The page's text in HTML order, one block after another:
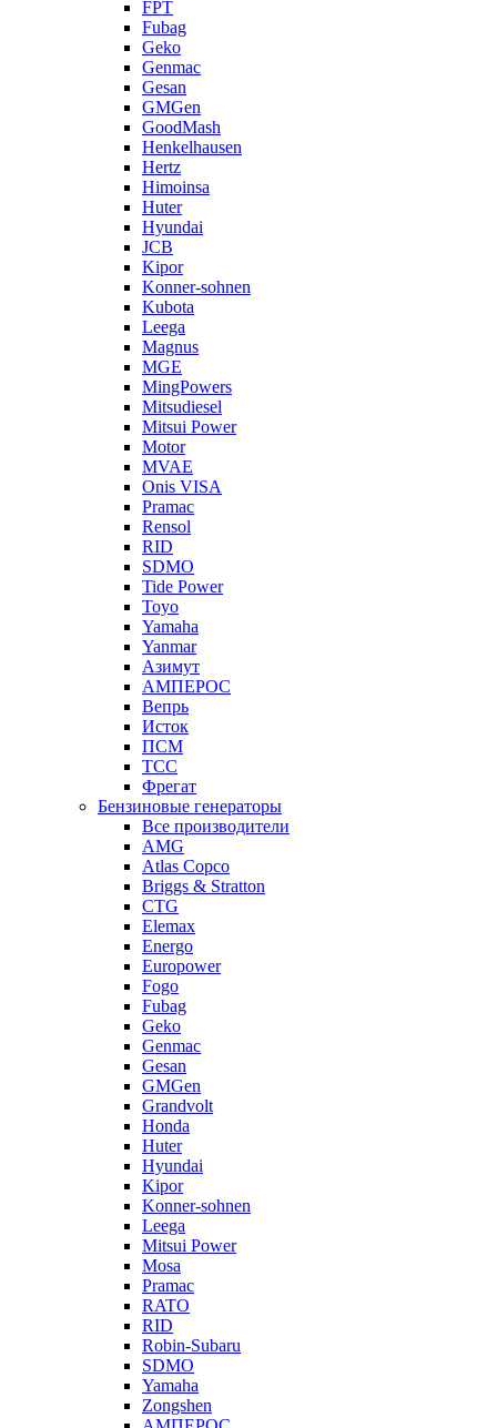
FPT
Fubag
Geko
Genmac
Gesan
GMGen
GoodMash
Henkelhausen
Hertz
Himoinsa
Huter
Hyundai
JCB
Kipor
Konner-sohnen
Kubota
Leega
Magnus
MGE
MingPowers
Mitsudiesel
Mitsui Power
Motor
MVAE
Onis VISA
Pramac
Rensol
RID
SDMO
Tide Power
Toyo
Yamaha
Yanmar
Азимут
АМПЕРОС
Вепрь
Исток
ПСМ
ТСС
Фрегат
Бензиновые генераторы
Все производители
AMG
Atlas Copco
Briggs & Stratton
CTG
Elemax
Energo
Europower
Fogo
Fubag
Geko
Genmac
Gesan
GMGen
Grandvolt
Honda
Huter
Hyundai
Kipor
Konner-sohnen
Leega
Mitsui Power
Mosa
Pramac
RATO
RID
Robin-Subaru
SDMO
Yamaha
Zongshen